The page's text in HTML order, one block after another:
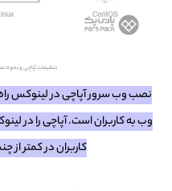
تنظیمات آپاچی و نحوه
نصب وب‌ سرور آپاچی در لینوکس
وب به کاربران است. آپاچی را در
کاربران در کمتر از